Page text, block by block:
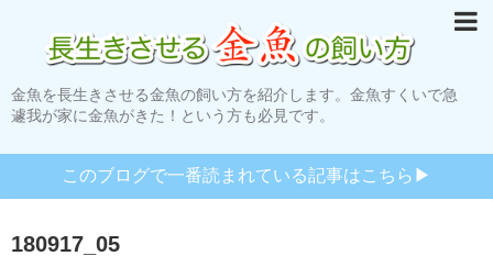
金魚を長生きさせる金魚の飼い方を紹介します。金魚すくいで急
遽我が家に金魚がきた！という方も必見です。
このブログで一番読まれている記事はこちら▶︎
180917_05